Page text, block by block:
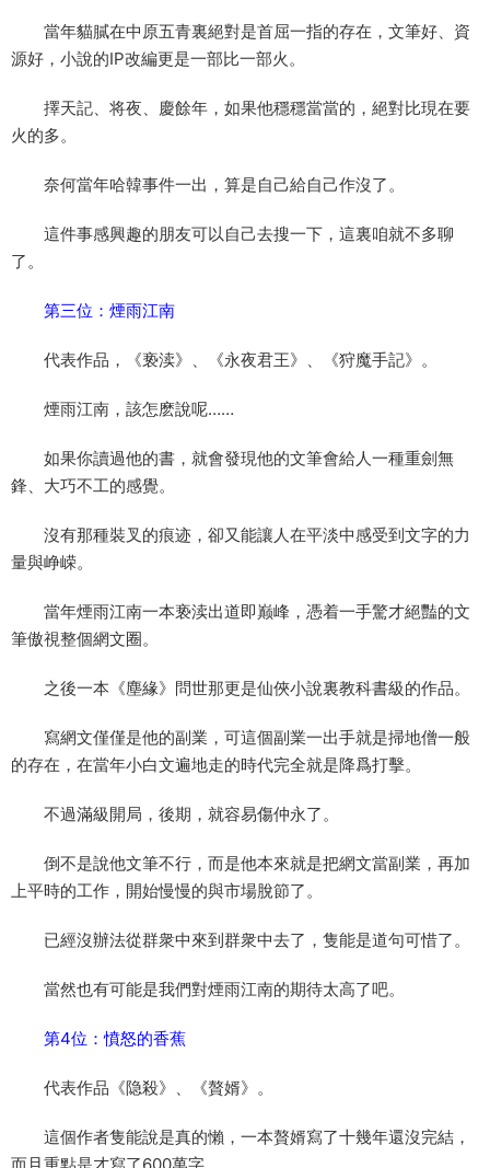
當年貓膩在中原五青裏絕對是首屈一指的存在，文筆好、資
源好，小說的IP改編更是一部比一部火。
擇天記、将夜、慶餘年，如果他穩穩當當的，絕對比現在要
火的多。
奈何當年哈韓事件一出，算是自己給自己作沒了。
這件事感興趣的朋友可以自己去搜一下，這裏咱就不多聊
了。
第三位：煙雨江南
代表作品，《亵渎》、《永夜君王》、《狩魔手記》。
煙雨江南，該怎麽說呢……
如果你讀過他的書，就會發現他的文筆會給人一種重劍無
鋒、大巧不工的感覺。
沒有那種裝叉的痕迹，卻又能讓人在平淡中感受到文字的力
量與峥嵘。
當年煙雨江南一本亵渎出道即巅峰，憑着一手驚才絕豔的文
筆傲視整個網文圈。
之後一本《塵緣》問世那更是仙俠小說裏教科書級的作品。
寫網文僅僅是他的副業，可這個副業一出手就是掃地僧一般
的存在，在當年小白文遍地走的時代完全就是降爲打擊。
不過滿級開局，後期，就容易傷仲永了。
倒不是說他文筆不行，而是他本來就是把網文當副業，再加
上平時的工作，開始慢慢的與市場脫節了。
已經沒辦法從群衆中來到群衆中去了，隻能是道句可惜了。
當然也有可能是我們對煙雨江南的期待太高了吧。
第4位：憤怒的香蕉
代表作品《隐殺》、《贅婿》。
這個作者隻能說是真的懶，一本贅婿寫了十幾年還沒完結，